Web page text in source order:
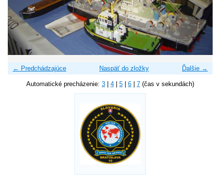
← Predchádzajúce Ďalšie →
Naspäť do zložky
Automatické precházenie: 3 4 5 6 7 (čas v sekundách)